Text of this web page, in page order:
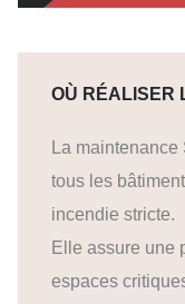
OÙ RÉALISER
La
tous les
incendie stricte.
Elle assure une
espaces